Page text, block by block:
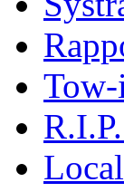
Tow-